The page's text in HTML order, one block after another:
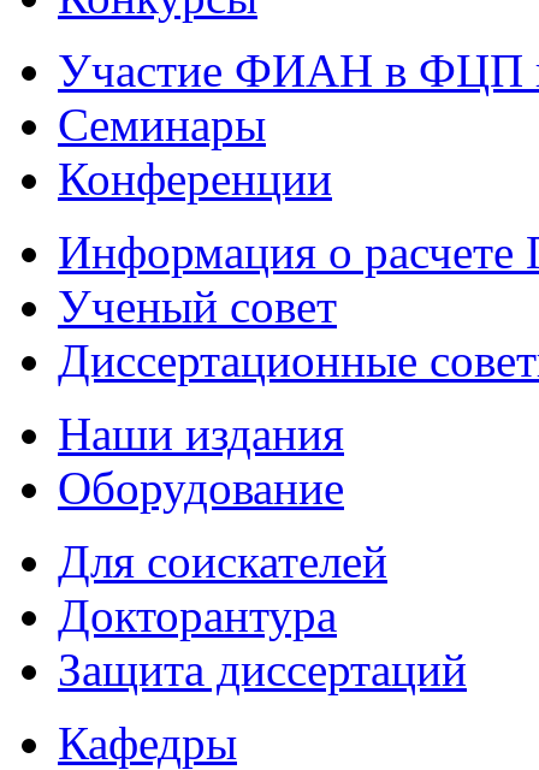
Участие ФИАН в ФЦП
Семинары
Конференции
Информация о
Ученый совет
Диссертационные
Наши издания
Оборудование
Для соискателей
Докторантура
Защита диссертаций
Кафедры